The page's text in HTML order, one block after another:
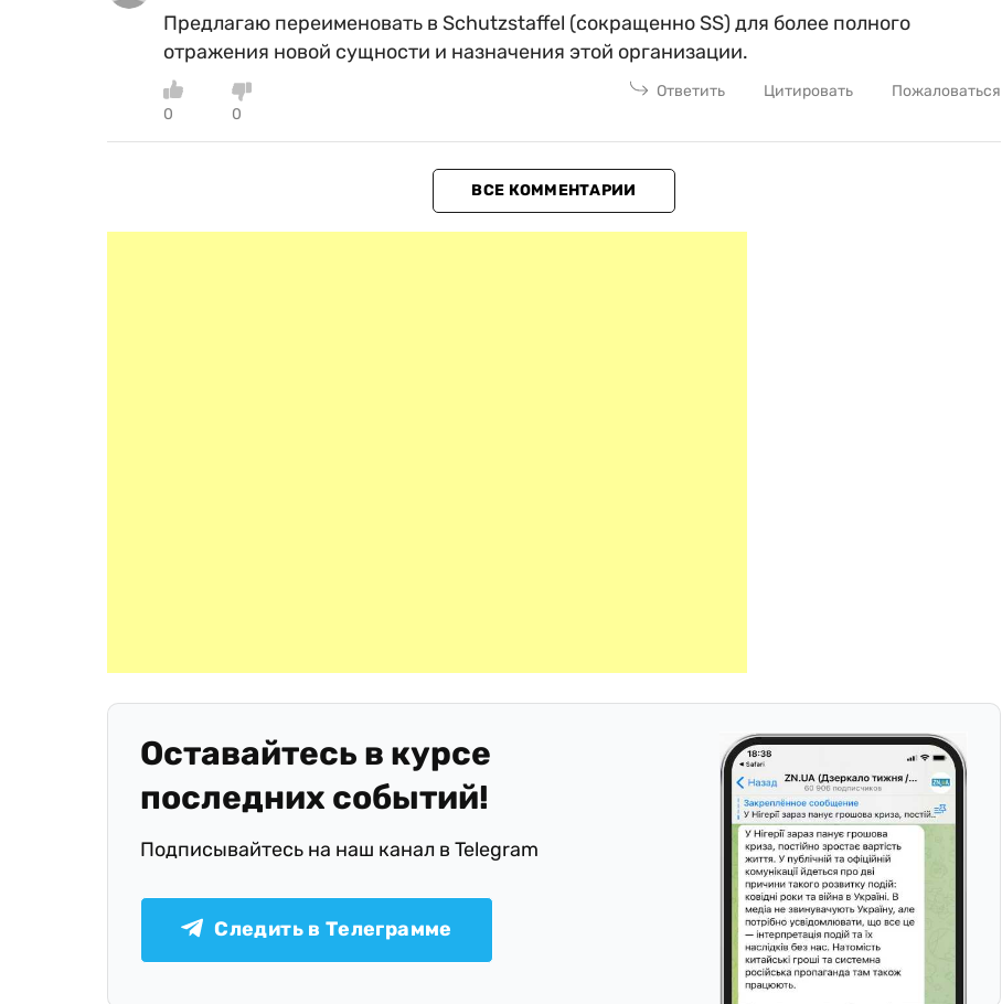
Предлагаю переименовать в Schutzstaffel (сокращенно SS) для более полного
отражения новой сущности и назначения этой организации.
0 0
Ответить Цитировать Пожаловаться
ВСЕ КОММЕНТАРИИ
Оставайтесь в курсе
последних событий!
Подписывайтесь на наш канал в Telegram
Следить в Телеграмме